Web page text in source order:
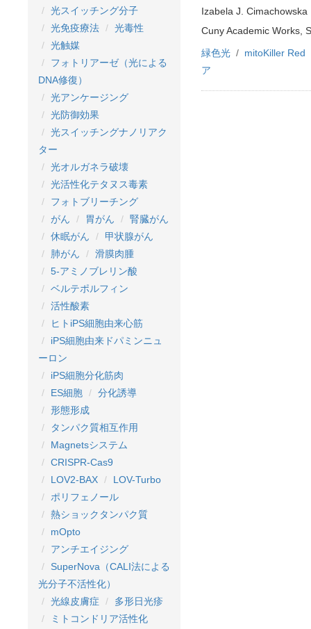
光スイッチング分子
光免疫療法
光毒性
光触媒
フォトリアーゼ（光による
DNA修復）
光アンケージング
光防御効果
光スイッチングナノリアク
ター
光オルガネラ破壊
光活性化テタヌス毒素
フォトブリーチング
がん
胃がん
腎臓がん
休眠がん
甲状腺がん
肺がん
滑膜肉腫
5-アミノブレリン酸
ベルテポルフィン
活性酸素
ヒトiPS細胞由来心筋
iPS細胞由来ドパミンニュ
ーロン
iPS細胞分化筋肉
ES細胞
分化誘導
形態形成
タンパク質相互作用
Magnetsシステム
CRISPR-Cas9
LOV2-BAX
LOV-Turbo
ポリフェノール
熱ショックタンパク質
mOpto
アンチエイジング
SuperNova（CALI法による
光分子不活性化）
光線皮膚症
多形日光疹
ミトコンドリア活性化
Izabela J. Cimachowska
Cuny Academic Works,
緑色光
mitoKiller Red
ア